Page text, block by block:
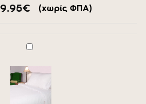
9.95€ Price
range:
9.95€
(χωρίς ΦΠΑ)